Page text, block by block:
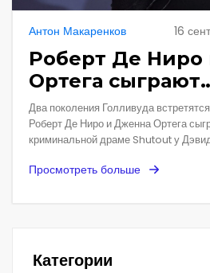
Антон Макаренков 16
Роберт Де
Ортега сыграют
бильярдных
фильме Shutout
Два поколения Голливуда
Роберт Де Ниро и Дженна Ортега
криминальной драме Shutout у
растущими амбициями. Проект
Просмотреть больше
Категории